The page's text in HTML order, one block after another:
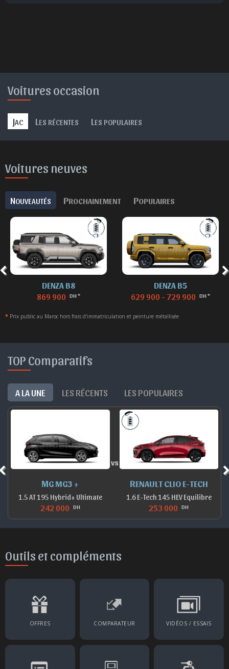
Voitures occasion
JAC L ES RÉCENTES L ES POPULAIRES
Voitures neuves
NOUVEAUTÉS PROCHAINEMENT POPULAIRES
DENZA B8
869 900 DH *
DENZA B5
629 900 - 729 900 DH *
* Prix public au Maroc hors frais d'immatriculation et peinture métallisée
TOP Comparatifs
A LA UNE LES RÉCENTS LES POPULAIRES
MG MG3 +
1.5 AT 195 Hybrid+ Ultimate
242 000 DH
vs
RENAULT CLIO E-TECH
1.6 E-Tech 145 HEV Equilibre
253 000 DH
Outils et compléments
OFFRES COMPARATEUR VIDÉOS / ESSAIS